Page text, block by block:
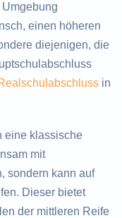
einen höheren
diejenigen, die
in
eine klassische
mit
sondern kann auf
Dieser bietet
der mittleren Reife